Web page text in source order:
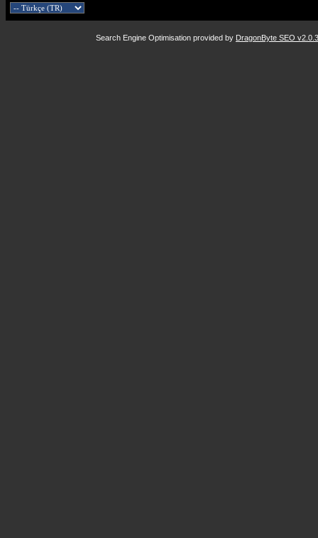
Search Engine Optimisation provided by DragonByte SEO